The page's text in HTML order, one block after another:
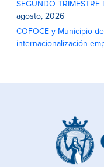
SEGUNDO
agosto, 2026
COFOCE y Municipio
internacionalización